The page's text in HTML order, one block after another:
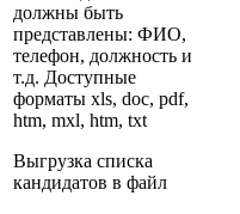
должны быть
представлены: ФИО,
телефон, должность и
т.д. Доступные
форматы xls, doc, pdf,
htm, mxl, htm, txt
Выгрузка списка
кандидатов в файл